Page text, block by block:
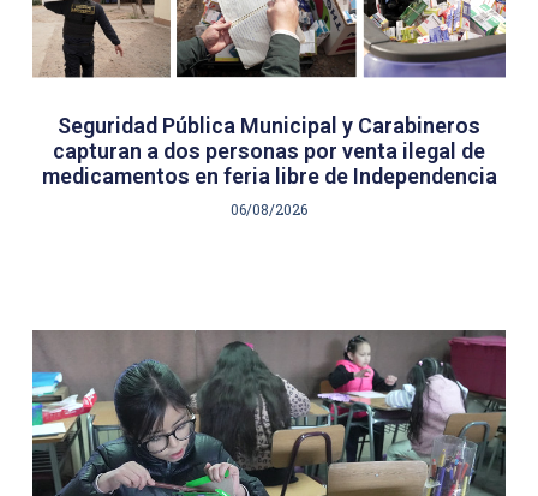
Seguridad Pública Municipal y Carabineros
capturan a dos personas por venta ilegal de
medicamentos en feria libre de Independencia
06/08/2026